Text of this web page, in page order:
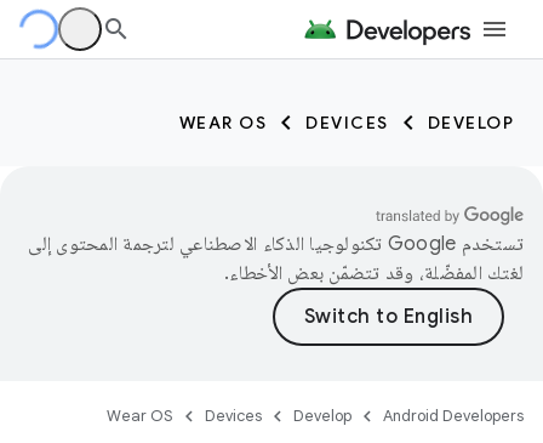
DEVELOP
DEVICES
WEAR OS
تستخدم Google تكنولوجيا الذكاء الاصطناعي لترجمة المحتوى إلى
لغتك المفضّلة، وقد تتضمّن بعض الأخطاء.
Android Developers
Develop
Devices
Wear OS